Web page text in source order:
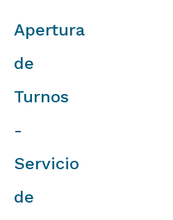
Apertura
de
Turnos
-
Servicio
de